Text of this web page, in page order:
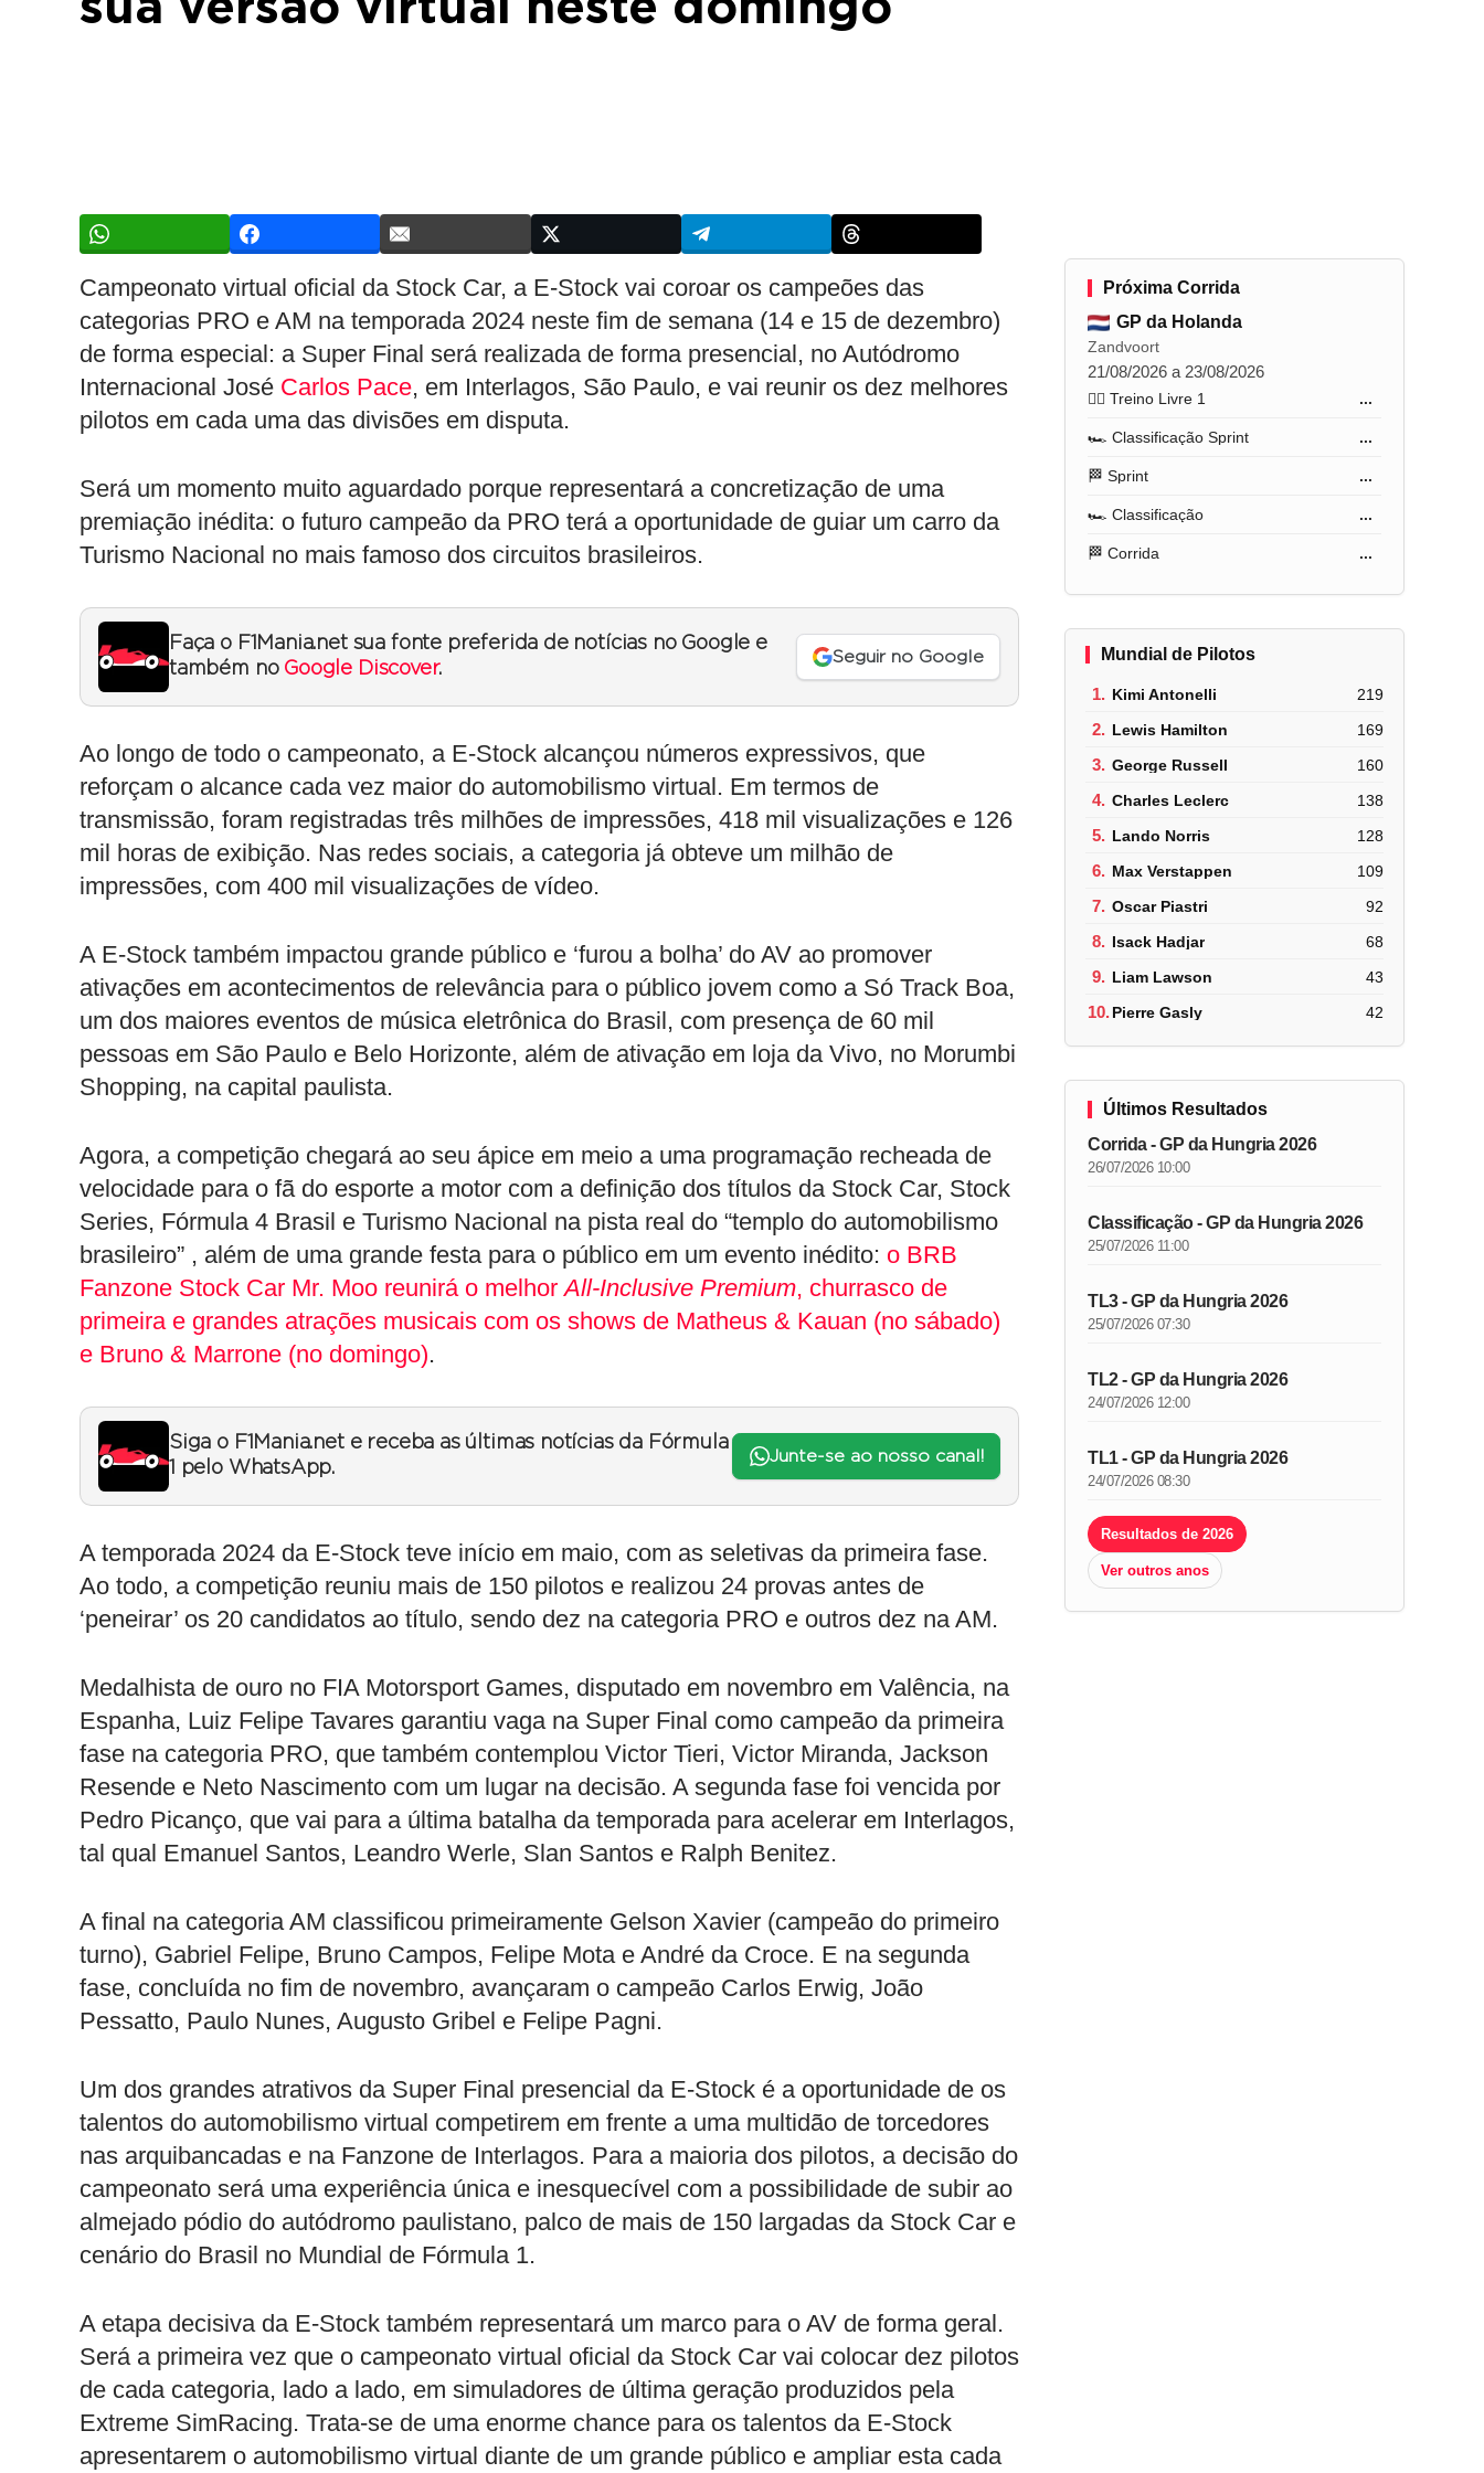
Campeonato virtual oficial da Stock Car, a E-Stock vai coroar os campeões das
categorias PRO e AM na temporada 2024 neste fim de semana (14 e 15 de dezembro)
de forma especial: a Super Final será realizada de forma presencial, no Autódromo
Internacional José Carlos Pace, em Interlagos, São Paulo, e vai reunir os dez melhores
pilotos em cada uma das divisões em disputa.
Será um momento muito aguardado porque representará a concretização de uma
premiação inédita: o futuro campeão da PRO terá a oportunidade de guiar um carro da
Turismo Nacional no mais famoso dos circuitos brasileiros.
Faça o F1Mania.net sua fonte preferida de notícias no Google e
também no Google Discover.
Seguir no Google
Ao longo de todo o campeonato, a E-Stock alcançou números expressivos, que
reforçam o alcance cada vez maior do automobilismo virtual. Em termos de
transmissão, foram registradas três milhões de impressões, 418 mil visualizações e 126
mil horas de exibição. Nas redes sociais, a categoria já obteve um milhão de
impressões, com 400 mil visualizações de vídeo.
A E-Stock também impactou grande público e ‘furou a bolha’ do AV ao promover
ativações em acontecimentos de relevância para o público jovem como a Só Track Boa,
um dos maiores eventos de música eletrônica do Brasil, com presença de 60 mil
pessoas em São Paulo e Belo Horizonte, além de ativação em loja da Vivo, no Morumbi
Shopping, na capital paulista.
Agora, a competição chegará ao seu ápice em meio a uma programação recheada de
velocidade para o fã do esporte a motor com a definição dos títulos da Stock Car, Stock
Series, Fórmula 4 Brasil e Turismo Nacional na pista real do “templo do automobilismo
brasileiro” , além de uma grande festa para o público em um evento inédito: o BRB
Fanzone Stock Car Mr. Moo reunirá o melhorAll-Inclusive Premium, churrasco de
primeira e grandes atrações musicais com os shows de Matheus & Kauan (no sábado)
e Bruno & Marrone (no domingo).
Siga o F1Mania.net e receba as últimas notícias da Fórmula
1 pelo WhatsApp.
Junte-se ao nosso canal!
A temporada 2024 da E-Stock teve início em maio, com as seletivas da primeira fase.
Ao todo, a competição reuniu mais de 150 pilotos e realizou 24 provas antes de
‘peneirar’ os 20 candidatos ao título, sendo dez na categoria PRO e outros dez na AM.
Medalhista de ouro no FIA Motorsport Games, disputado em novembro em Valência, na
Espanha, Luiz Felipe Tavares garantiu vaga na Super Final como campeão da primeira
fase na categoria PRO, que também contemplou Victor Tieri, Victor Miranda, Jackson
Resende e Neto Nascimento com um lugar na decisão. A segunda fase foi vencida por
Pedro Picanço, que vai para a última batalha da temporada para acelerar em Interlagos,
tal qual Emanuel Santos, Leandro Werle, Slan Santos e Ralph Benitez.
A final na categoria AM classificou primeiramente Gelson Xavier (campeão do primeiro
turno), Gabriel Felipe, Bruno Campos, Felipe Mota e André da Croce. E na segunda
fase, concluída no fim de novembro, avançaram o campeão Carlos Erwig, João
Pessatto, Paulo Nunes, Augusto Gribel e Felipe Pagni.
Um dos grandes atrativos da Super Final presencial da E-Stock é a oportunidade de os
talentos do automobilismo virtual competirem em frente a uma multidão de torcedores
nas arquibancadas e na Fanzone de Interlagos. Para a maioria dos pilotos, a decisão do
campeonato será uma experiência única e inesquecível com a possibilidade de subir ao
almejado pódio do autódromo paulistano, palco de mais de 150 largadas da Stock Car e
cenário do Brasil no Mundial de Fórmula 1.
A etapa decisiva da E-Stock também representará um marco para o AV de forma geral.
Será a primeira vez que o campeonato virtual oficial da Stock Car vai colocar dez pilotos
de cada categoria, lado a lado, em simuladores de última geração produzidos pela
Extreme SimRacing. Trata-se de uma enorme chance para os talentos da E-Stock
apresentarem o automobilismo virtual diante de um grande público e ampliar esta cada
Próxima Corrida
GP da Holanda
Zandvoort
21/08/2026 a 23/08/2026
🏋️‍♂️ Treino Livre 1 ...
🏎️ Classificação Sprint ...
🏁 Sprint ...
🏎️ Classificação ...
🏁 Corrida ...
Mundial de Pilotos
1. Kimi Antonelli 219
2. Lewis Hamilton 169
3. George Russell 160
4. Charles Leclerc 138
5. Lando Norris 128
6. Max Verstappen 109
7. Oscar Piastri 92
8. Isack Hadjar 68
9. Liam Lawson 43
10.Pierre Gasly 42
Últimos Resultados
Corrida - GP da Hungria 2026
26/07/2026 10:00
Classificação - GP da Hungria 2026
25/07/2026 11:00
TL3 - GP da Hungria 2026
25/07/2026 07:30
TL2 - GP da Hungria 2026
24/07/2026 12:00
TL1 - GP da Hungria 2026
24/07/2026 08:30
Resultados de 2026
Ver outros anos